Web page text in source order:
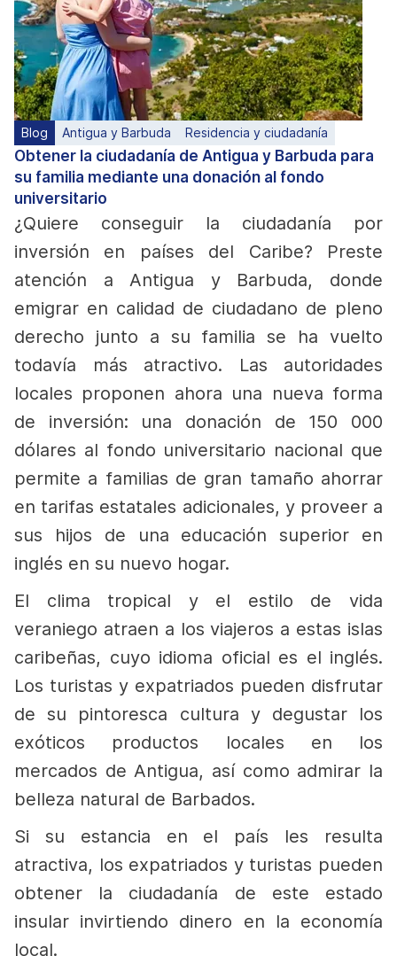
Blog Antigua y Barbuda Residencia y ciudadanía
Obtener la ciudadanía de Antigua y Barbuda para
su familia mediante una donación al fondo
universitario
¿Quiere conseguir la ciudadanía por
inversión en países del Caribe? Preste
atención aAntigua y Barbuda, donde
emigrar en calidad de ciudadano de pleno
derecho junto a su familia se ha vuelto
todavía más atractivo. Las autoridades
locales proponen ahora una nueva forma
de inversión: una donación de 150 000
dólares al fondo universitario nacional que
permite a familias de gran tamaño ahorrar
en tarifas estatales adicionales, y proveer a
sus hijos de una educación superior en
inglés en su nuevo hogar.
El clima tropical y el estilo de vida
veraniego atraen a los viajeros a estas islas
caribeñas, cuyo idioma oficial es el inglés.
Los turistas y expatriados pueden disfrutar
de su pintoresca cultura y degustar los
exóticos productos locales en los
mercados de Antigua, así como admirar la
belleza natural de Barbados.
Si su estancia en el país les resulta
atractiva, los expatriados y turistas pueden
obtener la ciudadanía de este estado
insular invirtiendo dinero en la economía
local.